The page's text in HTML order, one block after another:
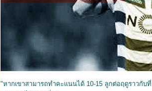
"หากเขาสามารถทำคะแนนได้ 10-15 ลูกต่อฤดูราวกั